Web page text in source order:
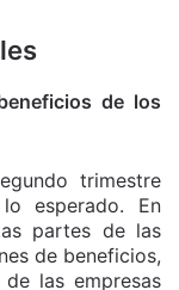
de los
trimestre
esperado. En
partes de las
de beneficios,
las empresas